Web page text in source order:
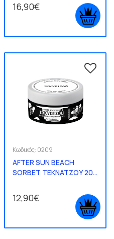
16,90€
Κωδικός: 0209
AFTER SUN BEACH
SORBET ΤΕΚΝΑΤΖΟΥ 200
12,90€